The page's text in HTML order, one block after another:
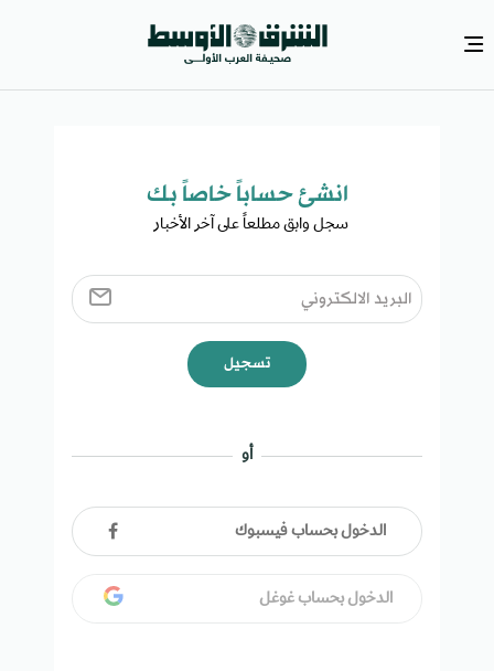
انشئ حساباً خاصاً بك​
سجل وابق مطلعاً على آخر الأخبار ​
تسجيل
أو
الدخول بحساب فيسبوك
الدخول بحساب غوغل